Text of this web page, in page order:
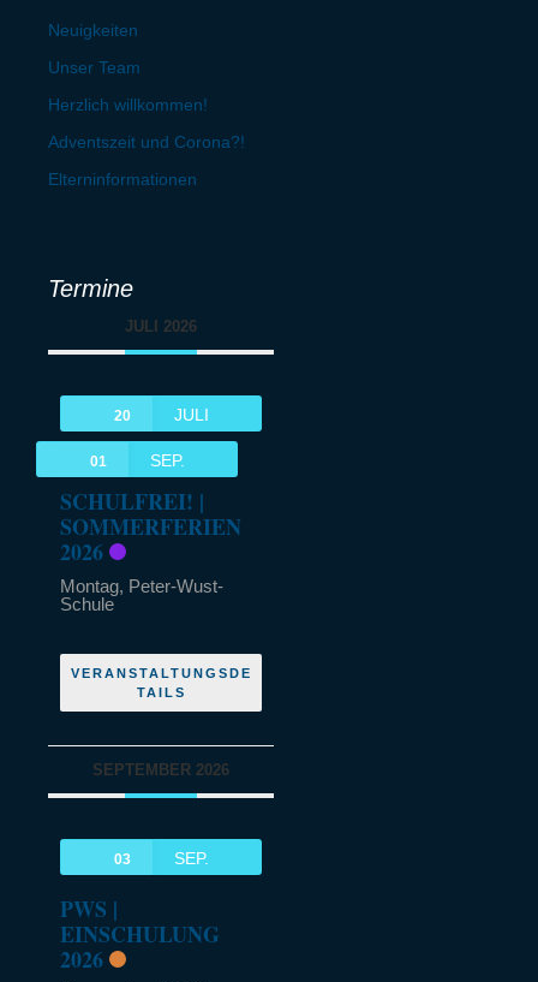
Neuigkeiten
Unser Team
Herzlich willkommen!
Adventszeit und Corona?!
Elterninformationen
Termine
JULI 2026
20 JULI
01 SEP.
SCHULFREI! |
SOMMERFERIEN
2026
Montag, Peter-Wust-
Schule
VERANSTALTUNGSDE
TAILS
SEPTEMBER 2026
03 SEP.
PWS |
EINSCHULUNG
2026